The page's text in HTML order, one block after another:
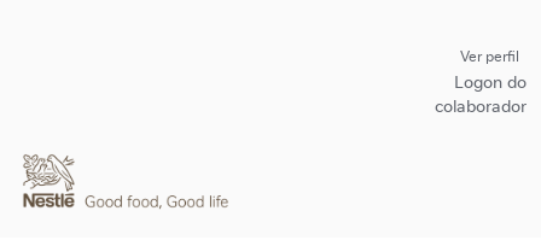
Ver perfil
Logon do
colaborador